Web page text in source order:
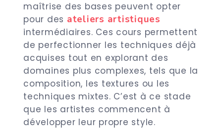
maîtrise des bases peuvent opter
pour des ateliers artistiques
intermédiaires. Ces cours permettent
de perfectionner les techniques déjà
acquises tout en explorant des
domaines plus complexes, tels que la
composition, les textures ou les
techniques mixtes. C’est à ce stade
que les artistes commencent à
développer leur propre style.